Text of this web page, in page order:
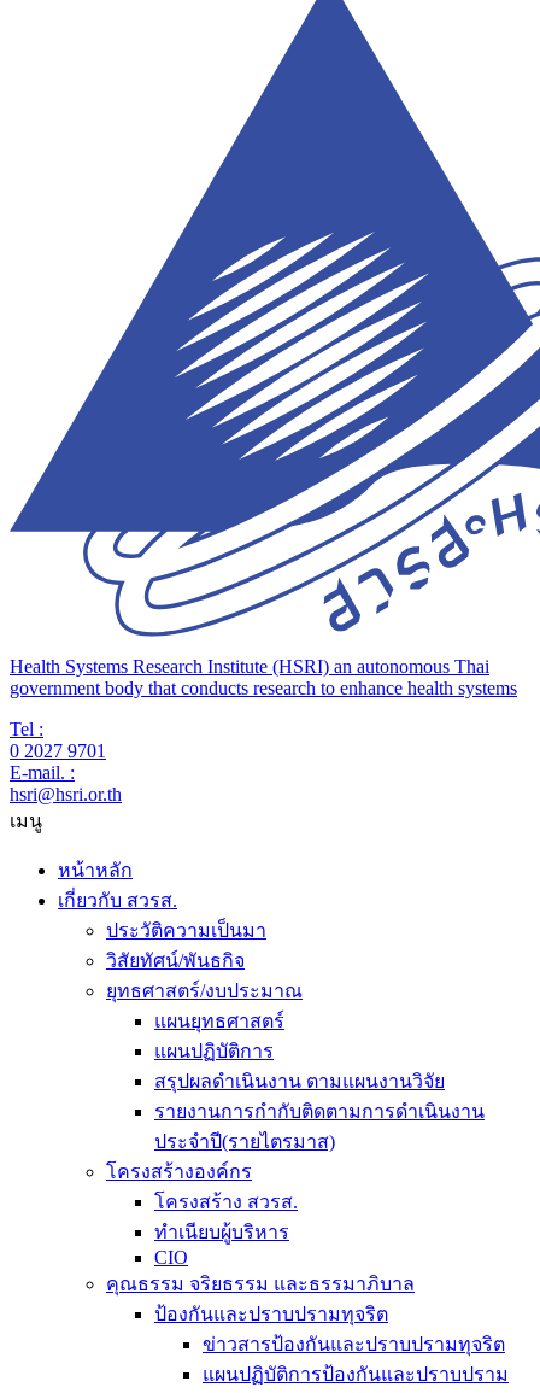
Health Systems Research Institute (HSRI) an autonomous Thai
government body that conducts research to enhance health systems
Tel :
0 2027 9701
E-mail. :
hsri@hsri.or.th
เมนู
หน้าหลัก
เกี่ยวกับ สวรส.
ประวัติความเป็นมา
วิสัยทัศน์/พันธกิจ
ยุทธศาสตร์/งบประมาณ
แผนยุทธศาสตร์
แผนปฏิบัติการ
สรุปผลดำเนินงาน ตามแผนงานวิจัย
รายงานการกำกับติดตามการดำเนินงาน
ประจำปี(รายไตรมาส)
โครงสร้างองค์กร
โครงสร้าง สวรส.
ทำเนียบผู้บริหาร
CIO
คุณธรรม จริยธรรม และธรรมาภิบาล
ป้องกันและปราบปรามทุจริต
ข่าวสารป้องกันและปราบปรามทุจริต
แผนปฏิบัติการป้องกันและปราบปราม